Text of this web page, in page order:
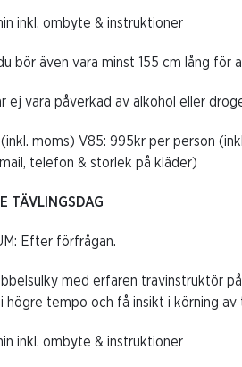
inkl. ombyte & instruktioner
bör även vara minst 155 cm lång
ej vara påverkad av alkohol eller
moms) V85: 995kr per person
telefon & storlek på kläder)
TÄVLINGSDAG
Efter förfrågan.
med erfaren travinstruktör
högre tempo och få insikt i körning av
inkl. ombyte & instruktioner